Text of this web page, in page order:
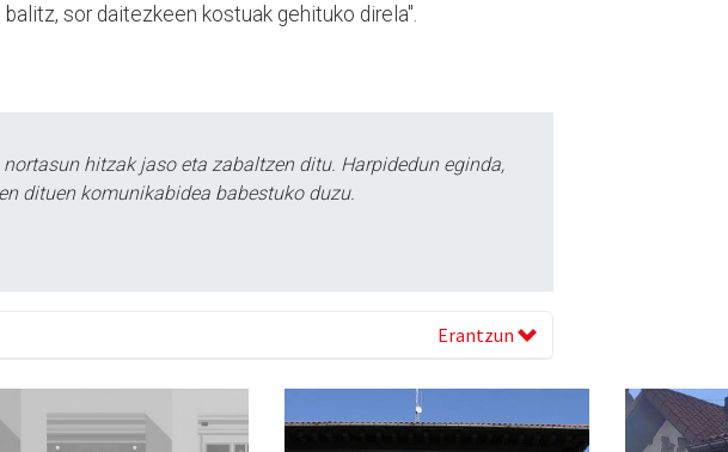
sor daitezkeen kostuak gehituko direla".
hitzak jaso eta zabaltzen ditu. Harpidedun eginda,
dituen komunikabidea babestuko duzu.
Erantzun